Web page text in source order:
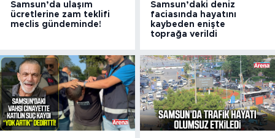
Samsun’da ulaşım
ücretlerine zam teklifi
meclis gündeminde!
Samsun’daki deniz
faciasında hayatını
kaybeden enişte
toprağa verildi